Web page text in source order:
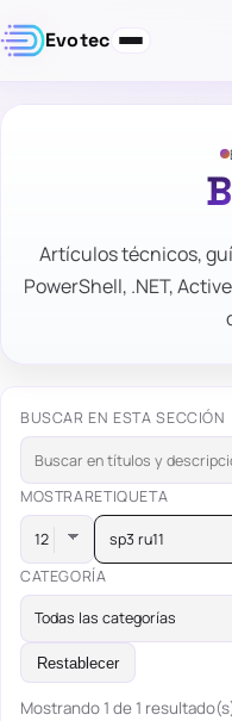
Evotec
Artículos técnicos,
PowerShell, .NET,
BUSCAR EN ESTA SECCIÓN
MOSTRARETIQUETA
sp3 ru11
CATEGORÍA
Todas las categorías
Restablecer
Mostrando 1 de 1